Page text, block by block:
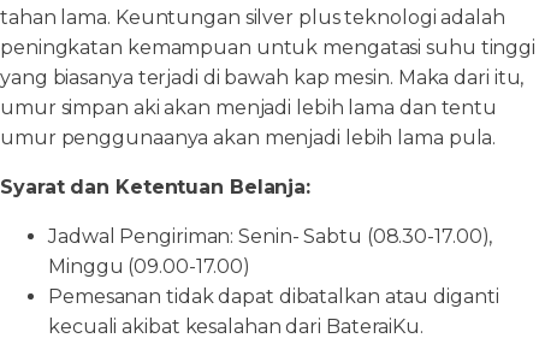
tahan lama. Keuntungan silver plus teknologi adalah
peningkatan kemampuan untuk mengatasi suhu tinggi
yang biasanya terjadi di bawah kap mesin. Maka dari itu,
umur simpan aki akan menjadi lebih lama dan tentu
umur penggunaanya akan menjadi lebih lama pula.
Syarat dan Ketentuan Belanja:
Jadwal Pengiriman: Senin- Sabtu (08.30-17.00),
Minggu (09.00-17.00)
Pemesanan tidak dapat dibatalkan atau diganti
kecuali akibat kesalahan dari BateraiKu.